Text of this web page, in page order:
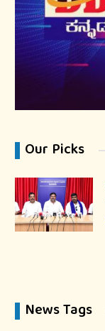
Our Picks
News Tags